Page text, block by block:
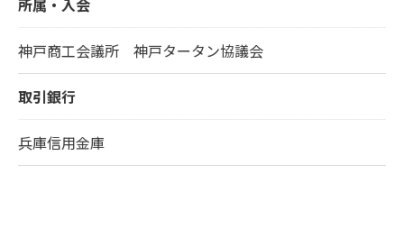
所属・入会
神戸商工会議所 神戸タータン協議会
取引銀行
兵庫信用金庫